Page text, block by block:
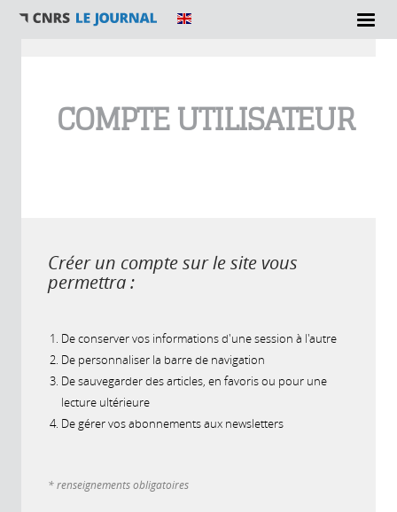
COMPTE UTILISATEUR
Créer un compte sur le site vous
permettra :
De conserver vos informations d'une session à l'autre
De personnaliser la barre de navigation
De sauvegarder des articles, en favoris ou pour une
lecture ultérieure
De gérer vos abonnements aux newsletters
* renseignements obligatoires